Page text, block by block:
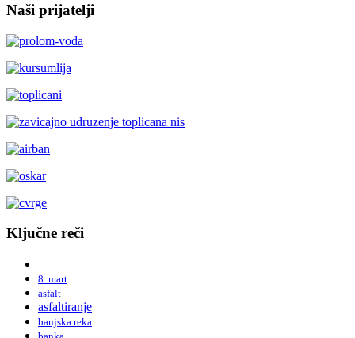
Naši prijatelji
Ključne reči
8. mart
asfalt
asfaltiranje
banjska reka